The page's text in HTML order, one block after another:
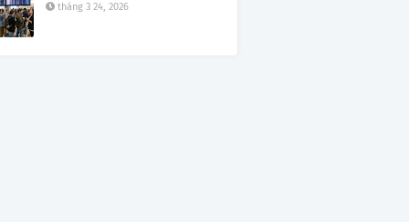
tháng 3 24, 2026